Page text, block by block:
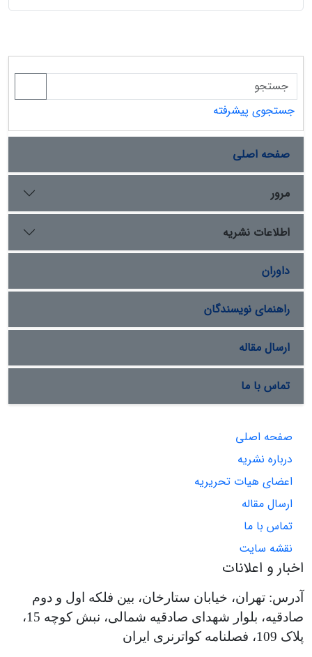
جستجوی پیشرفته
صفحه اصلی
مرور
اطلاعات نشریه
داوران
راهنمای نویسندگان
ارسال مقاله
تماس با ما
صفحه اصلی
درباره نشریه
اعضای هیات تحریریه
ارسال مقاله
تماس با ما
نقشه سایت
اخبار و اعلانات
آدرس: تهران، خیابان ستارخان، بین فلکه اول و دوم
صادقیه، بلوار شهدای صادقیه شمالی، نبش کوچه 15،
پلاک 109، فصلنامه کواترنری ایران